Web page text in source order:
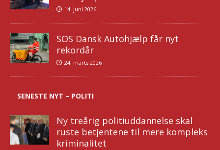
14. juni 2026
SOS Dansk Autohjælp får nyt
rekordår
24. marts 2026
SENESTE NYT – POLITI
Ny treårig politiuddannelse skal
ruste betjentene til mere kompleks
kriminalitet